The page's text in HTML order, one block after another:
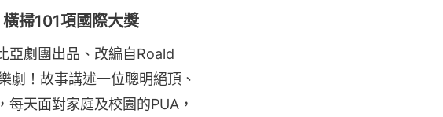
掃101項國際大獎
亞劇團出品、改編自Roald
劇！故事講述一位聰明絕頂、
天面對家庭及校園的PUA，